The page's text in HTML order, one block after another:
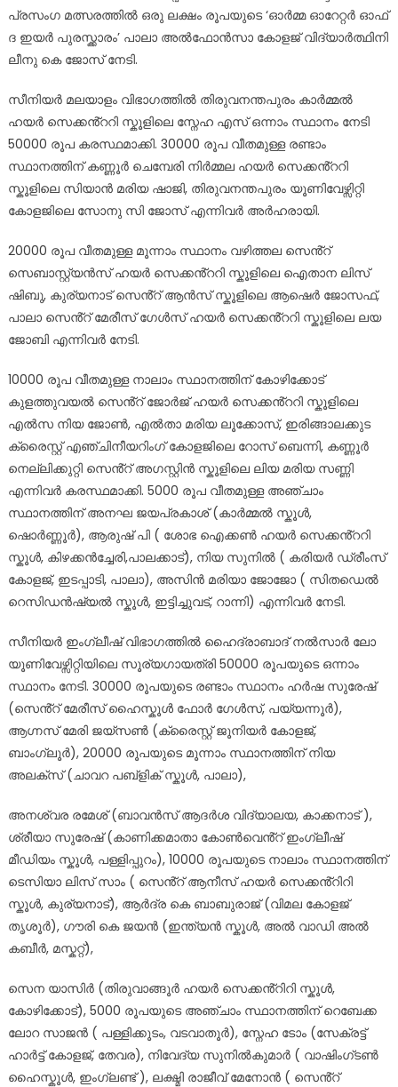
പ്രസംഗ മത്സരത്തിൽ ഒരു ലക്ഷം രൂപയുടെ ‘ഓർമ്മ ഓറേറ്റർ ഓഫ്
ദ ഇയർ പുരസ്ക്കാരം’ പാലാ അൽഫോൻസാ കോളജ് വിദ്യാർത്ഥിനി
ലീനു കെ ജോസ് നേടി.
സീനിയർ മലയാളം വിഭാഗത്തിൽ തിരുവനന്തപുരം കാർമ്മൽ
ഹയർ സെക്കൻ്ററി സ്കൂളിലെ സ്നേഹ എസ് ഒന്നാം സ്ഥാനം നേടി
50000 രൂപ കരസ്ഥമാക്കി. 30000 രൂപ വീതമുള്ള രണ്ടാം
സ്ഥാനത്തിന് കണ്ണൂർ ചെമ്പേരി നിർമ്മല ഹയർ സെക്കൻ്ററി
സ്കൂളിലെ സിയാൻ മരിയ ഷാജി, തിരുവനന്തപുരം യൂണിവേഴ്സിറ്റി
കോളജിലെ സോനു സി ജോസ് എന്നിവർ അർഹരായി.
20000 രൂപ വീതമുള്ള മൂന്നാം സ്ഥാനം വഴിത്തല സെൻ്റ്
സെബാസ്റ്റ്യൻസ് ഹയർ സെക്കൻ്ററി സ്കൂളിലെ ഐതാന ലിസ്
ഷിബു, കുര്യനാട് സെൻ്റ് ആൻസ് സ്കൂളിലെ ആഷെർ ജോസഫ്,
പാലാ സെൻ്റ് മേരീസ് ഗേൾസ് ഹയർ സെക്കൻ്ററി സ്കൂളിലെ ലയ
ജോബി എന്നിവർ നേടി.
10000 രൂപ വീതമുള്ള നാലാം സ്ഥാനത്തിന് കോഴിക്കോട്
കുളത്തുവയൽ സെൻ്റ് ജോർജ് ഹയർ സെക്കൻ്ററി സ്കൂളിലെ
എൽസ നിയ ജോൺ, എൽതാ മരിയ ലൂക്കോസ്, ഇരിങ്ങാലക്കുട
ക്രൈസ്റ്റ് എഞ്ചിനീയറിംഗ് കോളജിലെ റോസ് ബെന്നി, കണ്ണൂർ
നെല്ലിക്കുറ്റി സെൻ്റ് അഗസ്റ്റിൻ സ്കൂളിലെ ലിയ മരിയ സണ്ണി
എന്നിവർ കരസ്ഥമാക്കി. 5000 രൂപ വീതമുള്ള അഞ്ചാം
സ്ഥാനത്തിന് അനഘ ജയപ്രകാശ് (കാർമ്മൽ സ്കൂൾ,
ഷൊർണ്ണൂർ), ആരുഷ് പി ( ശോഭ ഐക്കൺ ഹയർ സെക്കൻ്ററി
സ്കൂൾ, കിഴക്കൻച്ചേരി,പാലക്കാട്), നിയ സുനിൽ ( കരിയർ ഡ്രീംസ്
കോളജ്, ഇടപ്പാടി, പാലാ), അസിൻ മരിയാ ജോജോ ( സിതഡെൽ
റെസിഡൻഷ്യൽ സ്കൂൾ, ഇട്ടിച്ചുവട്, റാന്നി) എന്നിവർ നേടി.
സീനിയർ ഇംഗ്ലീഷ് വിഭാഗത്തിൽ ഹൈദ്രാബാദ് നൽസാർ ലോ
യൂണിവേഴ്സിറ്റിയിലെ സൂര്യഗായത്രി 50000 രൂപയുടെ ഒന്നാം
സ്ഥാനം നേടി. 30000 രൂപയുടെ രണ്ടാം സ്ഥാനം ഹർഷ സുരേഷ്
(സെൻ്റ് മേരീസ് ഹൈസ്കൂൾ ഫോർ ഗേൾസ്, പയ്യന്നൂർ),
ആഗ്നസ് മേരി ജയ്സൺ (ക്രൈസ്റ്റ് ജൂനിയർ കോളജ്,
ബാംഗ്ലൂർ), 20000 രൂപയുടെ മൂന്നാം സ്ഥാനത്തിന് നിയ
അലക്സ് (ചാവറ പബ്ളിക് സ്കൂൾ, പാലാ),
അനശ്വര രമേശ് (ബാവൻസ് ആദർശ വിദ്യാലയ, കാക്കനാട് ),
ശ്രീയാ സുരേഷ് (കാണിക്കമാതാ കോൺവെൻ്റ് ഇംഗ്ലീഷ്
മീഡിയം സ്കൂൾ, പള്ളിപ്പുറം), 10000 രൂപയുടെ നാലാം സ്ഥാനത്തിന്
ടെസിയാ ലിസ് സാം ( സെൻ്റ് ആനീസ് ഹയർ സെക്കൻ്റിറി
സ്കൂൾ, കുര്യനാട്), ആർദ്ര കെ ബാബുരാജ് (വിമല കോളജ്
തൃശൂർ), ഗൗരി കെ ജയൻ (ഇന്ത്യൻ സ്കൂൾ, അൽ വാഡി അൽ
കബീർ, മസ്കറ്റ്),
സെന യാസിർ (തിരുവാങ്ങൂർ ഹയർ സെക്കൻ്റിറി സ്കൂൾ,
കോഴിക്കോട്), 5000 രൂപയുടെ അഞ്ചാം സ്ഥാനത്തിന് റെബേക്ക
ലോറ സാജൻ ( പള്ളിക്കൂടം, വടവാതൂർ), സ്നേഹ ടോം (സേക്രട്ട്
ഹാർട്ട് കോളജ്, തേവര), നിവേദ്യ സുനിൽകുമാർ ( വാഷിംഗ്ടൺ
ഹൈസ്കൂൾ, ഇംഗ്ലണ്ട് ), ലക്ഷ്മി രാജീവ് മേനോൻ ( സെൻ്റ്